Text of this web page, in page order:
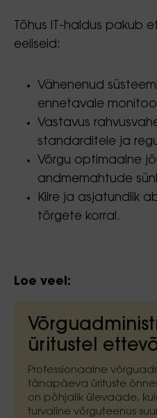
Tõhus IT-haldus pakub
eeliseid:
Vähenenud
ennetavale
Vastavus
standarditele ja
Võrgu optimaalne
andmemahtude
Kiire ja asjatundlik
tõrgete korral.
Loe veel:
üritustel
Professionaalne
tänapäeva ürituste
on põhjalik ülevaade,
turvaline võrguteenus